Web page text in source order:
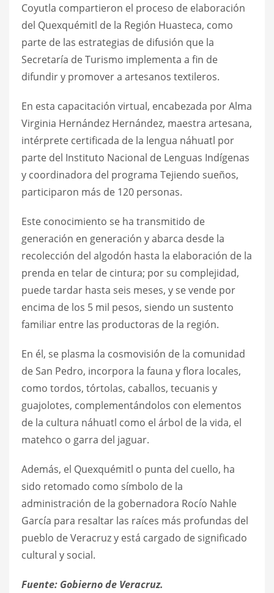
Coyutla compartieron el proceso de elaboración
del Quexquémitl de la Región Huasteca, como
parte de las estrategias de difusión que la
Secretaría de Turismo implementa a fin de
difundir y promover a artesanos textileros.
En esta capacitación virtual, encabezada por Alma
Virginia Hernández Hernández, maestra artesana,
intérprete certificada de la lengua náhuatl por
parte del Instituto Nacional de Lenguas Indígenas
y coordinadora del programa Tejiendo sueños,
participaron más de 120 personas.
Este conocimiento se ha transmitido de
generación en generación y abarca desde la
recolección del algodón hasta la elaboración de la
prenda en telar de cintura; por su complejidad,
puede tardar hasta seis meses, y se vende por
encima de los 5 mil pesos, siendo un sustento
familiar entre las productoras de la región.
En él, se plasma la cosmovisión de la comunidad
de San Pedro, incorpora la fauna y flora locales,
como tordos, tórtolas, caballos, tecuanis y
guajolotes, complementándolos con elementos
de la cultura náhuatl como el árbol de la vida, el
matehco o garra del jaguar.
Además, el Quexquémitl o punta del cuello, ha
sido retomado como símbolo de la
administración de la gobernadora Rocío Nahle
García para resaltar las raíces más profundas del
pueblo de Veracruz y está cargado de significado
cultural y social.
Fuente: Gobierno de Veracruz.